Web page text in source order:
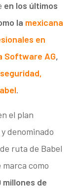
en los últimos
la mexicana
en
Software AG,
.
el plan
denominado
ruta de Babel
marca como
de